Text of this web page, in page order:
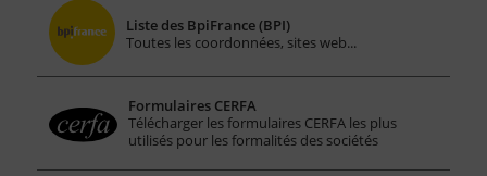
Liste des BpiFrance (BPI)
Toutes les coordonnées, sites web...
Formulaires CERFA
Télécharger les formulaires CERFA les plus
utilisés pour les formalités des sociétés